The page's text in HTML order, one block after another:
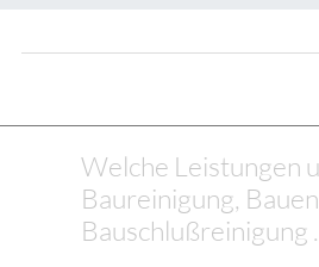
Welche Leistungen
Baureinigung,
Bauschlußreinigung